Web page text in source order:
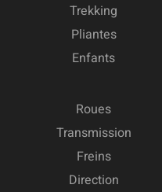
Trekking
Pliantes
Enfants
Roues
Transmission
Freins
Direction